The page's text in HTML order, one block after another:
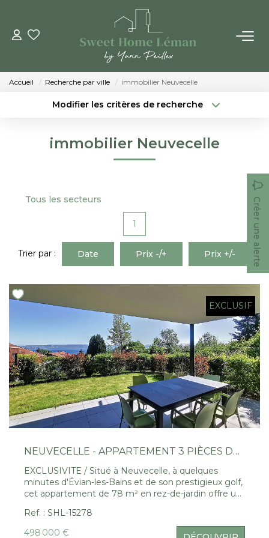
ACHETER
LES AGENCES
Qui Sommes-Nous
Notre Équipe
CONTACT
EN
Accueil Recherche par ville immobilier Neuvecelle
Modifier les critères de recherche
immobilier Neuvecelle
Tous les secteurs Créer une alerte
1
Trier par : Date Prix -/+ Prix +/-
EXCLUSIF
NEUVECELLE - APPARTEMENT 3 PIÈCES DE 78 M² AVEC JARDIN ET VUE LAC
EXCLUSIVITE / Situé à Neuvecelle, à quelques
minutes d'Évian-les-Bains et de son prestigieux golf,
cet appartement de 78 m² en rez-de-jardin offre un
cuisine équipée ouverte sur un séjour lumineux, de
deux chambres confortables et de deux salles d'eau.
Ref. : SHL-15278
498 000 €